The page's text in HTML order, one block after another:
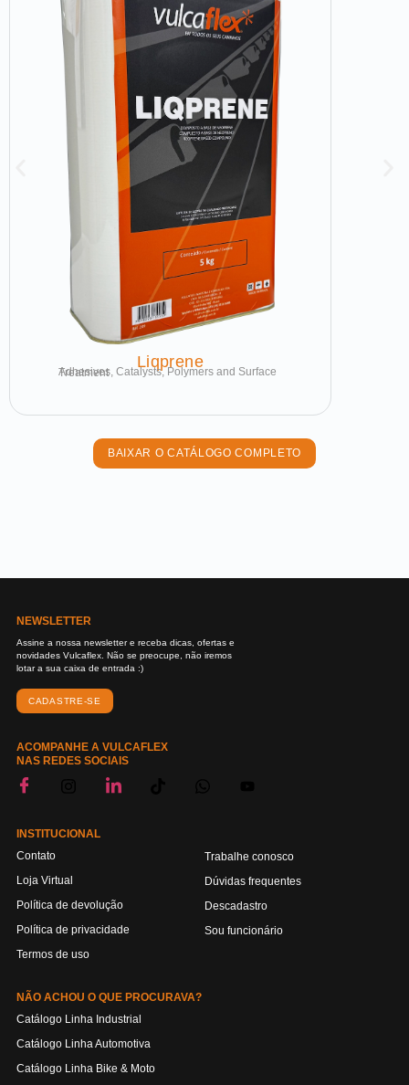
Liqprene
Adhesives, Catalysts, Polymers and Surface Treatment
BAIXAR O CATÁLOGO COMPLETO
NEWSLETTER
Assine a nossa newsletter e receba dicas, ofertas e
novidades Vulcaflex. Não se preocupe, não iremos
lotar a sua caixa de entrada :)
CADASTRE-SE
ACOMPANHE A VULCAFLEX
NAS REDES SOCIAIS
INSTITUCIONAL
Contato
Loja Virtual
Política de devolução
Política de privacidade
Termos de uso
Trabalhe conosco
Dúvidas frequentes
Descadastro
Sou funcionário
NÃO ACHOU O QUE PROCURAVA?
Catálogo Linha Industrial
Catálogo Linha Automotiva
Catálogo Linha Bike & Moto